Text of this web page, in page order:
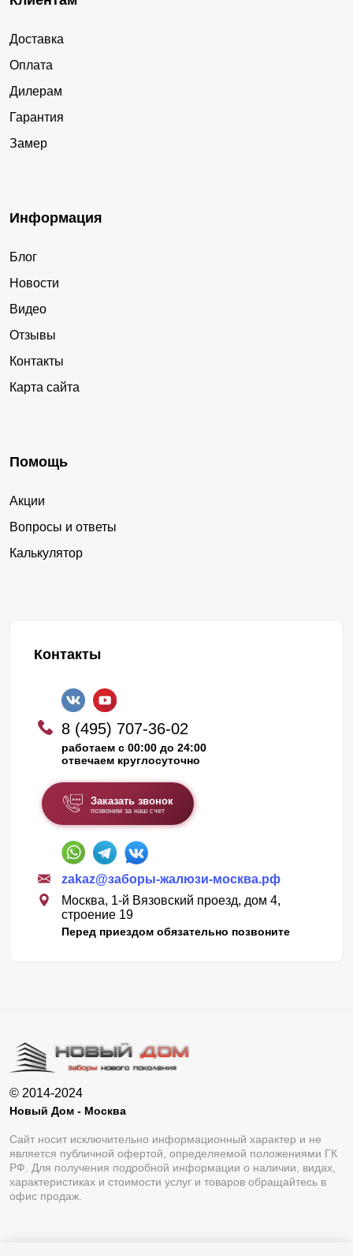
Доставка
Оплата
Дилерам
Гарантия
Замер
Информация
Блог
Новости
Видео
Отзывы
Контакты
Карта сайта
Помощь
Акции
Вопросы и ответы
Калькулятор
Контакты
8 (495) 707-36-02
работаем с 00:00 до 24:00
отвечаем круглосуточно
Заказать звонок
позвоним за наш счет
zakaz@заборы-жалюзи-москва.рф
Москва, 1-й Вязовский проезд, дом 4,
строение 19
Перед приездом обязательно позвоните
© 2014-2024
Новый Дом - Москва
Сайт носит исключительно информационный характер и не
является публичной офертой, определяемой положениями ГК
РФ. Для получения подробной информации о наличии, видах,
характеристиках и стоимости услуг и товаров обращайтесь в
офис продаж.